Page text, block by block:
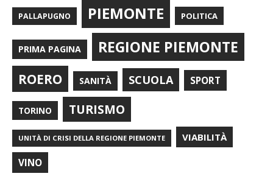
PALLAPUGNO PIEMONTE POLITICA
PRIMA PAGINA REGIONE PIEMONTE
ROERO SANITÀ SCUOLA SPORT
TORINO TURISMO
UNITÀ DI CRISI DELLA REGIONE PIEMONTE VIABILITÀ
VINO